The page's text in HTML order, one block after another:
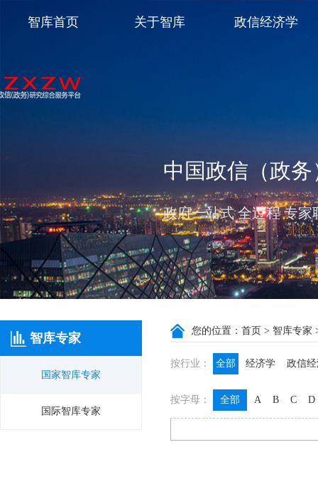
中国政信（政
政府一站式 全过程 专
智库首页 关于智库 政信经济学
智库专家
国家智库专家
国际智库专家
您的位置： 首页 > 智库专家
按行业： 全部 经济学
政信
膳食养生
名医西药
按字母： 全部 A B C D